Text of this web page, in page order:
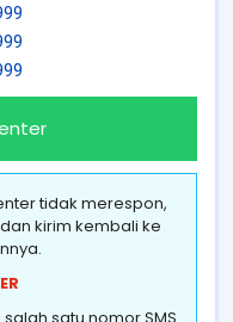
tidak merespon,
kirim kembali ke